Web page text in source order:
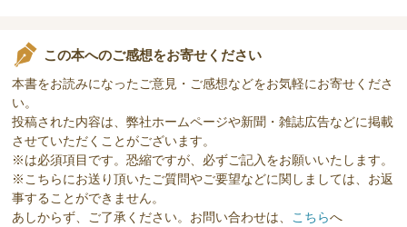
この本へのご感想をお寄せください
本書をお読みになったご意見・ご感想などをお気軽にお寄せくださ
い。
投稿された内容は、弊社ホームページや新聞・雑誌広告などに掲載
させていただくことがございます。
※は必須項目です。恐縮ですが、必ずご記入をお願いいたします。
※こちらにお送り頂いたご質問やご要望などに関しましては、お返
事することができません。
あしからず、ご了承ください。お問い合わせは、 こちらへ